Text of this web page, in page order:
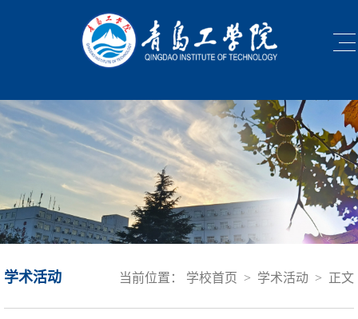
当前位置： 学校首页 > 学术活动 > 正文
学术活动